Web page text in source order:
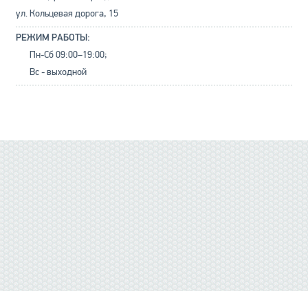
ул. Кольцевая дорога, 15
РЕЖИМ РАБОТЫ:
Пн-Сб 09:00–19:00;
Вс - выходной